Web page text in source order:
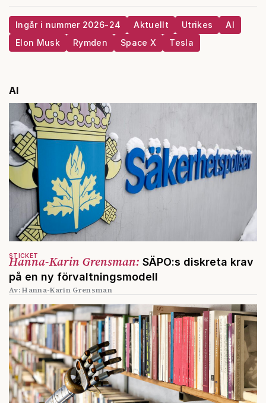
Ingår i nummer 2026-24 Aktuellt Utrikes
AI
Elon Musk
Rymden Space X Tesla
AI
Hanna-Karin Grensman: SÄPO:s diskreta krav
på en ny förvaltningsmodell
STICKET
Av: Hanna-Karin Grensman